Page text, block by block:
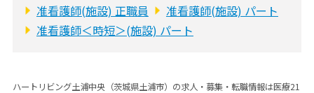
准看護師(施設) 正職員
准看護師(施設) パート
准看護師＜時短＞(施設) パート
ハートリビング土浦中央（茨城県土浦市）の求人・募集・転職情報は医療21